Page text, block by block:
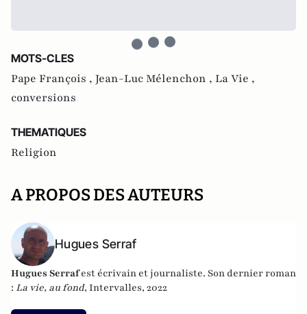
MOTS-CLES
Pape François , Jean-Luc Mélenchon , La Vie ,
conversions
THEMATIQUES
Religion
A PROPOS DES AUTEURS
Hugues Serraf
Hugues Serrafest écrivain et journaliste. Son dernier roman
: La vie, au fond, Intervalles, 2022